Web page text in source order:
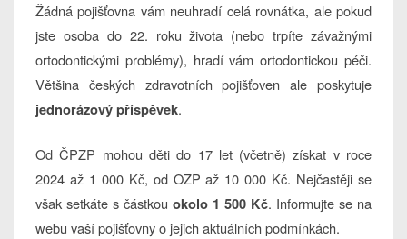
Žádná pojišťovna vám neuhradí celá rovnátka, ale pokud
jste osoba do 22. roku života (nebo trpíte závažnými
ortodontickými problémy), hradí vám ortodontickou péči.
Většina českých zdravotních pojišťoven ale poskytuje
jednorázový příspěvek.
Od ČPZP mohou děti do 17 let (včetně) získat v roce
2024 až 1 000 Kč, od OZP až 10 000 Kč. Nejčastěji se
však setkáte s částkou okolo 1 500 Kč. Informujte se na
webu vaší pojišťovny o jejich aktuálních podmínkách.